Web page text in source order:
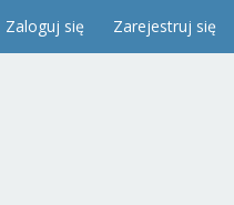
Zaloguj się Zarejestruj się